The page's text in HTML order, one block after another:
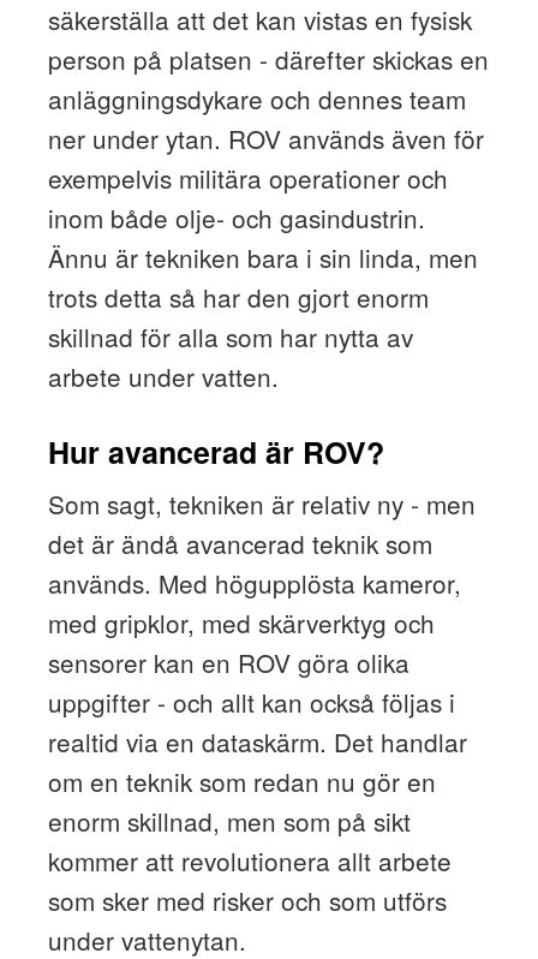
säkerställa att det kan vistas en fysisk
person på platsen - därefter skickas en
anläggningsdykare och dennes team
ner under ytan. ROV används även för
exempelvis militära operationer och
inom både olje- och gasindustrin.
Ännu är tekniken bara i sin linda, men
trots detta så har den gjort enorm
skillnad för alla som har nytta av
arbete under vatten.
Hur avancerad är ROV?
Som sagt, tekniken är relativ ny - men
det är ändå avancerad teknik som
används. Med högupplösta kameror,
med gripklor, med skärverktyg och
sensorer kan en ROV göra olika
uppgifter - och allt kan också följas i
realtid via en dataskärm. Det handlar
om en teknik som redan nu gör en
enorm skillnad, men som på sikt
kommer att revolutionera allt arbete
som sker med risker och som utförs
under vattenytan.